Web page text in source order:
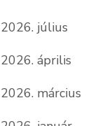
2026. július
2026. április
2026. március